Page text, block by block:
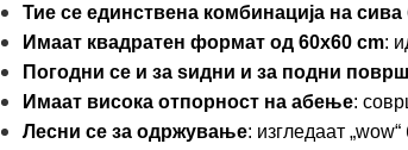
Тие се единствена комбинација на сива
Имаат квадратен формат од 60x60 cm:
Погодни се и за ѕидни и за подни
Имаат висока отпорност на абење:
Лесни се за одржување: изгледаат